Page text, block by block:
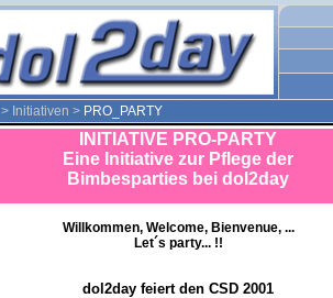
> Initiativen > PRO_PARTY
INITIATIVE PRO-PARTY
Eine Initiative zur Pflege der
Bimbesparties bei dol2day
Willkommen, Welcome, Bienvenue, ...
Let´s party... !!
dol2day feiert den CSD 2001